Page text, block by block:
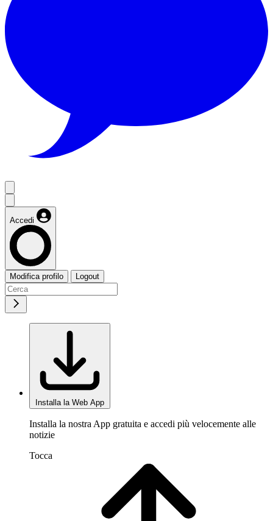
Accedi
Modifica profilo Logout
Installa la Web App
Installa la nostra App gratuita e accedi più velocemente alle
notizie
Tocca